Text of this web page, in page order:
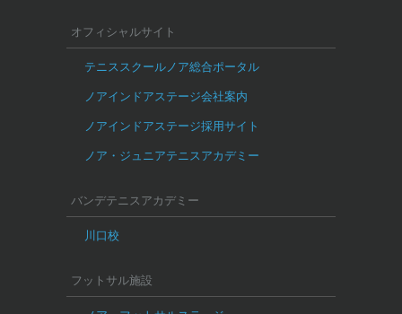
オフィシャルサイト
テニススクールノア総合ポータル
ノアインドアステージ会社案内
ノアインドアステージ採用サイト
ノア・ジュニアテニスアカデミー
バンデテニスアカデミー
川口校
フットサル施設